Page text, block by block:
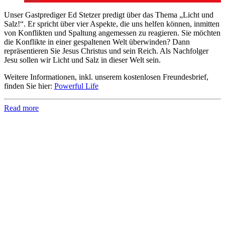
Unser Gastprediger Ed Stetzer predigt über das Thema „Licht und
Salz!“. Er spricht über vier Aspekte, die uns helfen können, inmitten
von Konflikten und Spaltung angemessen zu reagieren. Sie möchten
die Konflikte in einer gespaltenen Welt überwinden? Dann
repräsentieren Sie Jesus Christus und sein Reich. Als Nachfolger
Jesu sollen wir Licht und Salz in dieser Welt sein.
Weitere Informationen, inkl. unserem kostenlosen Freundesbrief,
finden Sie hier: Powerful Life
Read more